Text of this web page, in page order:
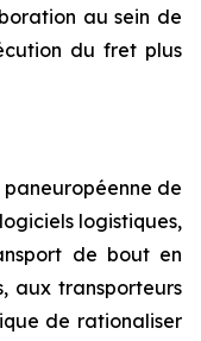
au sein de
du fret plus
de
logistiques,
de bout en
aux transporteurs
de rationaliser